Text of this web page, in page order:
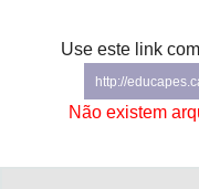
Advocacia-Geral da União
Banco Central do Brasil
Planalto
Use este link
http://
Não existem